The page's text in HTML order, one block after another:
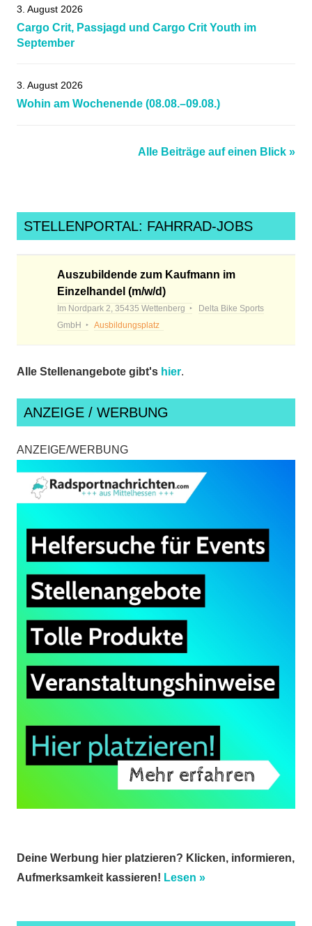
3. August 2026
Cargo Crit, Passjagd und Cargo Crit Youth im
September
3. August 2026
Wohin am Wochenende (08.08.–09.08.)
Alle Beiträge auf einen Blick »
STELLENPORTAL: FAHRRAD-JOBS
Auszubildende zum Kaufmann im
Einzelhandel (m/w/d)
Im Nordpark 2, 35435 Wettenberg
Delta Bike Sports
GmbH
Ausbildungsplatz
Alle Stellenangebote gibt's hier.
ANZEIGE / WERBUNG
ANZEIGE/WERBUNG
Deine Werbung hier platzieren? Klicken, informieren,
Aufmerksamkeit kassieren! Lesen »